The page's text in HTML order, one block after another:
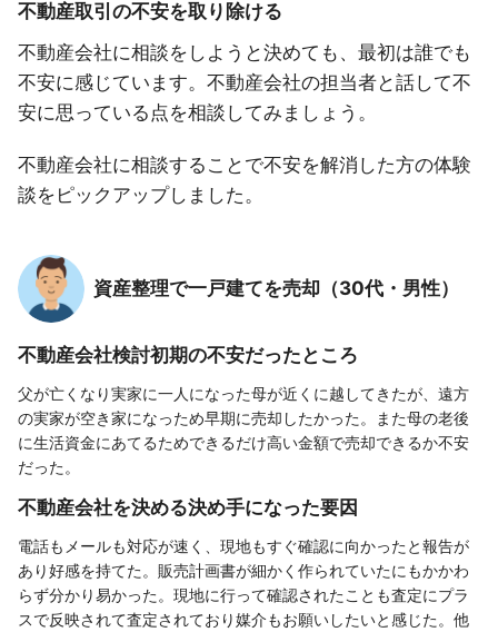
不動産取引の不安を取り除ける
不動産会社に相談をしようと決めても、最初は誰でも
不安に感じています。不動産会社の担当者と話して不
安に思っている点を相談してみましょう。
不動産会社に相談することで不安を解消した方の体験
談をピックアップしました。
資産整理で一戸建てを売却（30代・男性）
不動産会社検討初期の不安だったところ
父が亡くなり実家に一人になった母が近くに越してきたが、遠方
の実家が空き家になっため早期に売却したかった。また母の老後
に生活資金にあてるためできるだけ高い金額で売却できるか不安
だった。
不動産会社を決める決め手になった要因
電話もメールも対応が速く、現地もすぐ確認に向かったと報告が
あり好感を持てた。販売計画書が細かく作られていたにもかかわ
らず分かり易かった。現地に行って確認されたことも査定にプラ
スで反映されて査定されており媒介もお願いしたいと感じた。他